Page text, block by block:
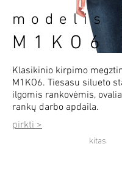
modelis
M1KO6
Klasikinio kirpimo
M1KO6. Tiesasu silueto
ilgomis rankovėmis,
rankų darbo apdaila.
pirkti >
kitas